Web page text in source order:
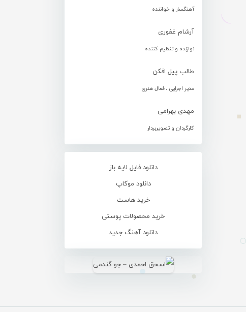
آهنگساز و خواننده
آرشام غفوری
نوازنده و تنظیم کننده
طالب پیل افکن
مدیر اجرایی ، فعال هنری
مهدی بهرامی
کارگردان و تصویربردار
دانلود فایل لایه باز
دانلود موکاپ
خرید هاست
خرید محصولات پوستی
دانلود آهنگ جدید